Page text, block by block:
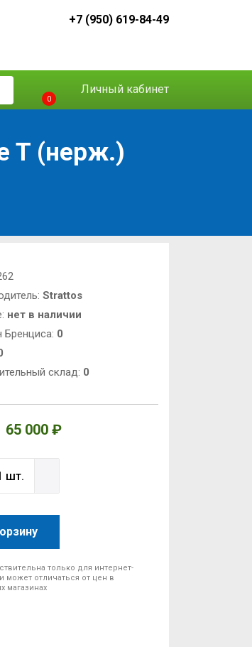
+7 (950) 619-84-49
0
Личный кабинет
T (нерж.)
Strattos
нет в наличии
Бренциса: 0
склад: 0
65 000 ₽
только для интернет-
может отличаться от цен в
магазинах